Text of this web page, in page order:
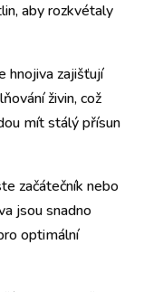
aby rozkvétaly
hnojiva zajišťují
živin, což
mít stálý přísun
začátečník nebo
jsou snadno
optimální